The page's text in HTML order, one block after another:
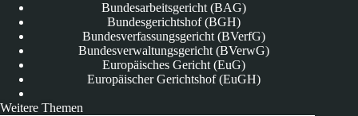
Bundesarbeitsgericht (BAG)
Bundesgerichtshof (BGH)
Bundesverfassungsgericht (BVerfG)
Bundesverwaltungsgericht (BVerwG)
Europäisches Gericht (EuG)
Europäischer Gerichtshof (EuGH)
Weitere Themen